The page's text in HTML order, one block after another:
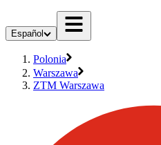
Español
Polonia
Warszawa
ZTM Warszawa